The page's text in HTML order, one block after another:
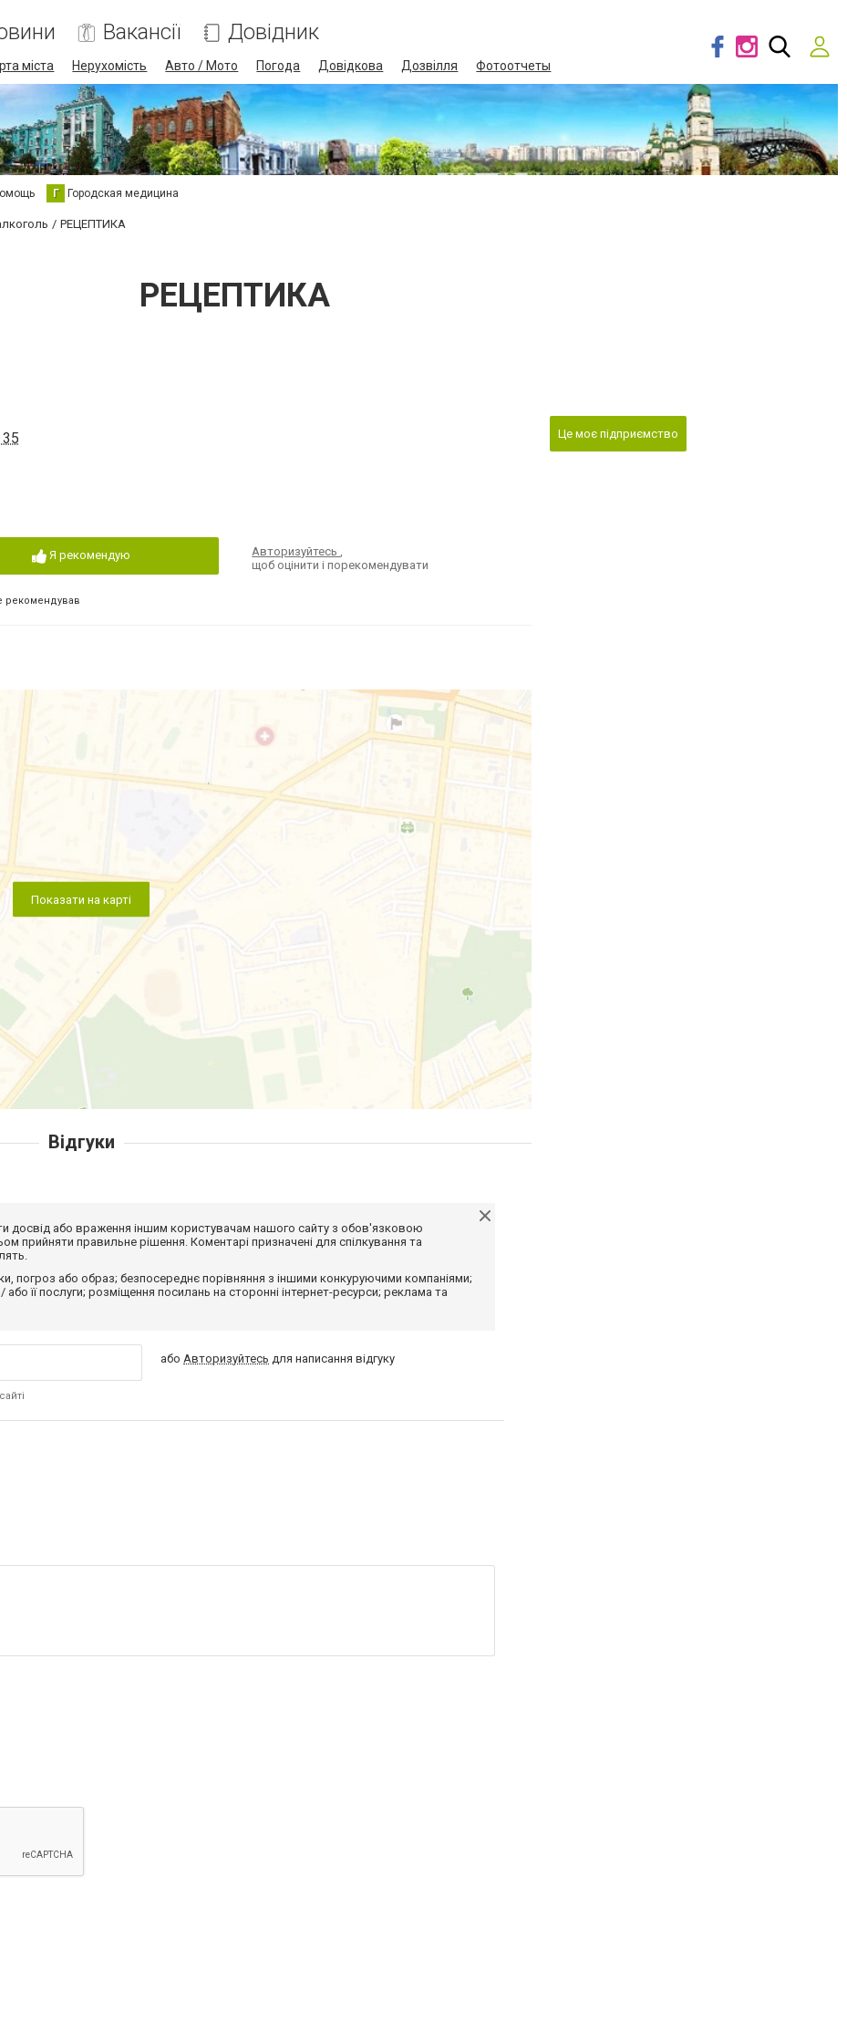
Вакансії Довідник
міста Нерухомість Авто / Мото Погода Довідкова Дозвілля Фотоотчеты
Г Городская медицина
РЕЦЕПТИКА
РЕЦЕПТИКА
Я рекомендую
рекомендував
Авторизуйтесь,
щоб оцінити і порекомендувати
Показати на карті
Це моє підприємство
Відгуки
досвід або враження іншим користувачам нашого сайту з обов'язковою
прийняти правильне рішення. Коментарі призначені для спілкування та
погроз або образ; безпосереднє порівняння з іншими конкуруючими компаніями;
її послуги; розміщення посилань на сторонні інтернет-ресурси; реклама та
абоАвторизуйтесь для написання відгуку